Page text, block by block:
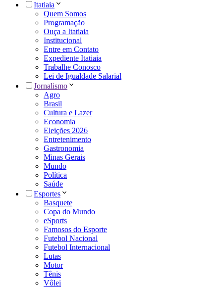
Itatiaia
Quem Somos
Programação
Ouça a Itatiaia
Institucional
Entre em Contato
Expediente Itatiaia
Trabalhe Conosco
Lei de Igualdade Salarial
Jornalismo
Agro
Brasil
Cultura e Lazer
Economia
Eleições 2026
Entretenimento
Gastronomia
Minas Gerais
Mundo
Política
Saúde
Esportes
Basquete
Copa do Mundo
eSports
Famosos do Esporte
Futebol Nacional
Futebol Internacional
Lutas
Motor
Tênis
Vôlei